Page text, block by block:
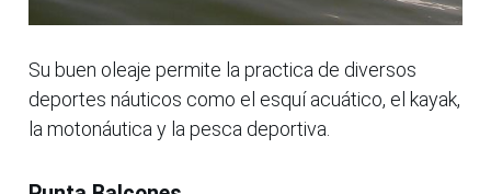
Su buen oleaje permite la practica de diversos
deportes náuticos como el esquí acuático, el kayak,
la motonáutica y la pesca deportiva.